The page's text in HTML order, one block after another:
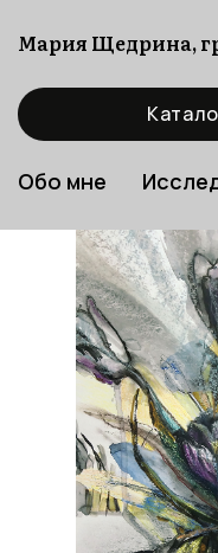
Мария Щедрина,
Обо мне